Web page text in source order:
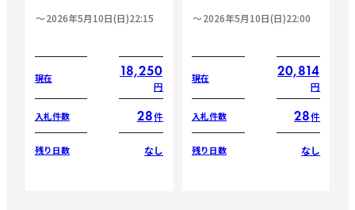
2026年5月10日(日)22:15
現在 18,250
円
入札件数 28件
残り日数 なし
2026年5月10日(日)22:00
現在 20,814
円
入札件数 28件
残り日数 なし